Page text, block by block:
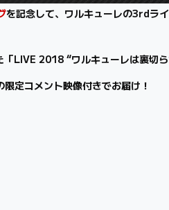
を記念して、ワルキューレの3rdラ
LIVE 2018 “ワルキューレは裏切
定コメント映像付きでお届け！